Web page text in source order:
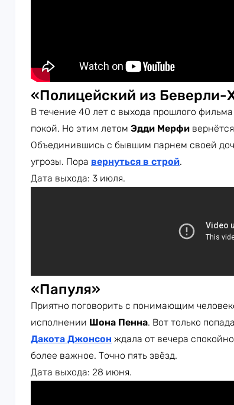
«Полицейский из Беверли-
В течение 40 лет с выхода прошлого
покой. Но этим летом Эдди Мерфи
Объединившись с бывшим парнем своей
угрозы. Пора вернуться в строй.
Дата выхода: 3 июля.
«Папуля»
Приятно поговорить с понимающим
исполнении Шона Пенна. Вот только
Дакота Джонсон ждала от вечера
более важное. Точно пять звёзд.
Дата выхода: 28 июня.